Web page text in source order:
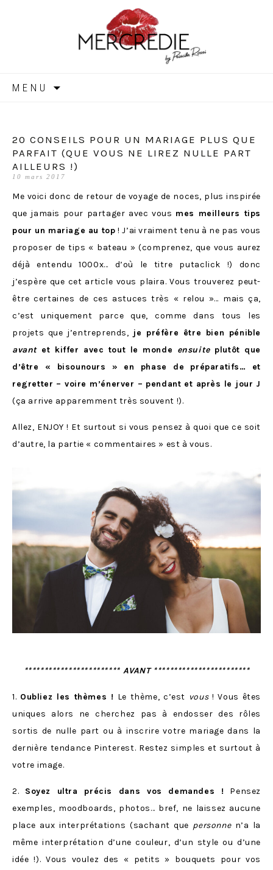
MERCREDIE
MENU
20 CONSEILS POUR UN MARIAGE PLUS QUE
PARFAIT (QUE VOUS NE LIREZ NULLE PART
AILLEURS !)
10 mars 2017
Me voici donc de retour de voyage de noces, plus inspirée
que jamais pour partager avec vous mes meilleurs tips
pour un mariage au top ! J’ai vraiment tenu à ne pas vous
proposer de tips « bateau » (comprenez, que vous aurez
déjà entendu 1000x… d’où le titre putaclick !) donc
j’espère que cet article vous plaira. Vous trouverez peut-
être certaines de ces astuces très « relou »… mais ça,
c’est uniquement parce que, comme dans tous les
projets que j’entreprends, je préfère être bien pénible
avant et kiffer avec tout le monde ensuiteplutôt que
d’être « bisounours » en phase de préparatifs… et
regretter – voire m’énerver – pendant et après le jour J
(ça arrive apparemment très souvent !).
Allez, ENJOY ! Et surtout si vous pensez à quoi que ce soit
d’autre, la partie « commentaires » est à vous.
************************ AVANT ************************
1. Oubliez les thèmes ! Le thème, c’est vous ! Vous êtes
uniques alors ne cherchez pas à endosser des rôles
sortis de nulle part ou à inscrire votre mariage dans la
dernière tendance Pinterest. Restez simples et surtout à
votre image.
2. Soyez ultra précis dans vos demandes ! Pensez
exemples, moodboards, photos… bref, ne laissez aucune
place aux interprétations (sachant que personnen’a la
même interprétation d’une couleur, d’un style ou d’une
idée !). Vous voulez des « petits » bouquets pour vos